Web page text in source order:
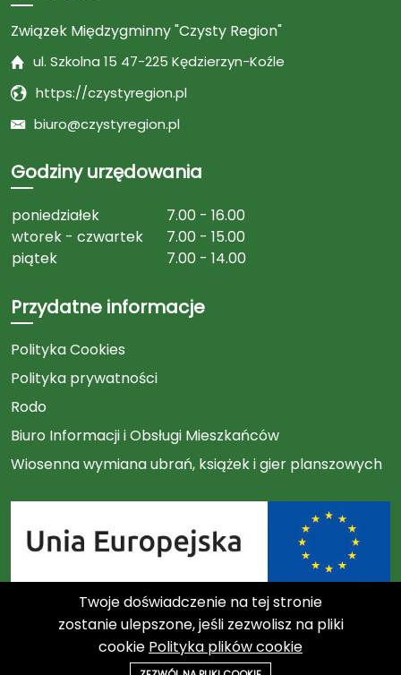
Związek Międzygminny "Czysty Region"
ul. Szkolna 15 47-225 Kędzierzyn-Koźle
https://czystyregion.pl
biuro@czystyregion.pl
Godziny urzędowania
poniedziałek
7.00 - 16.00
wtorek - czwartek
7.00 - 15.00
piątek
7.00 - 14.00
Przydatne informacje
Polityka Cookies
Polityka prywatności
Rodo
Biuro Informacji i Obsługi Mieszkańców
Wiosenna wymiana ubrań, książek i gier planszowych
Link
Twoje doświadczenie na tej stronie
zostanie ulepszone, jeśli zezwolisz na pliki
cookie Polityka plików cookie